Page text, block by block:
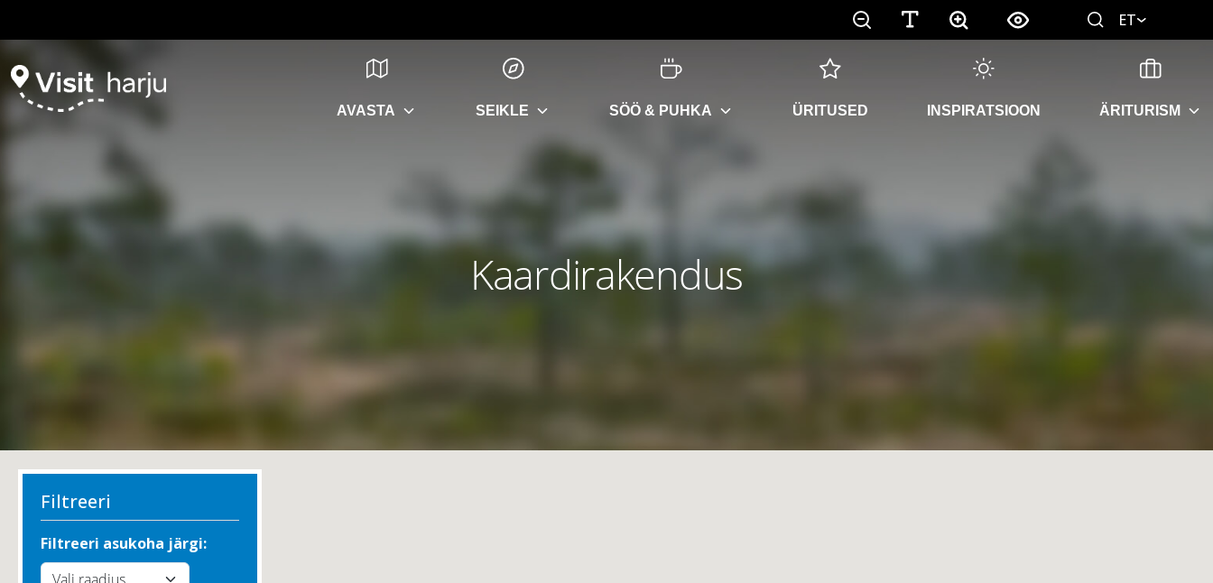
ET
AVASTA SEIKLE SÖÖ & PUHKA ÜRITUSED INSPIRATSIOON ÄRITURISM
Kaardirakendus
Filtreeri
Filtreeri asukoha järgi: